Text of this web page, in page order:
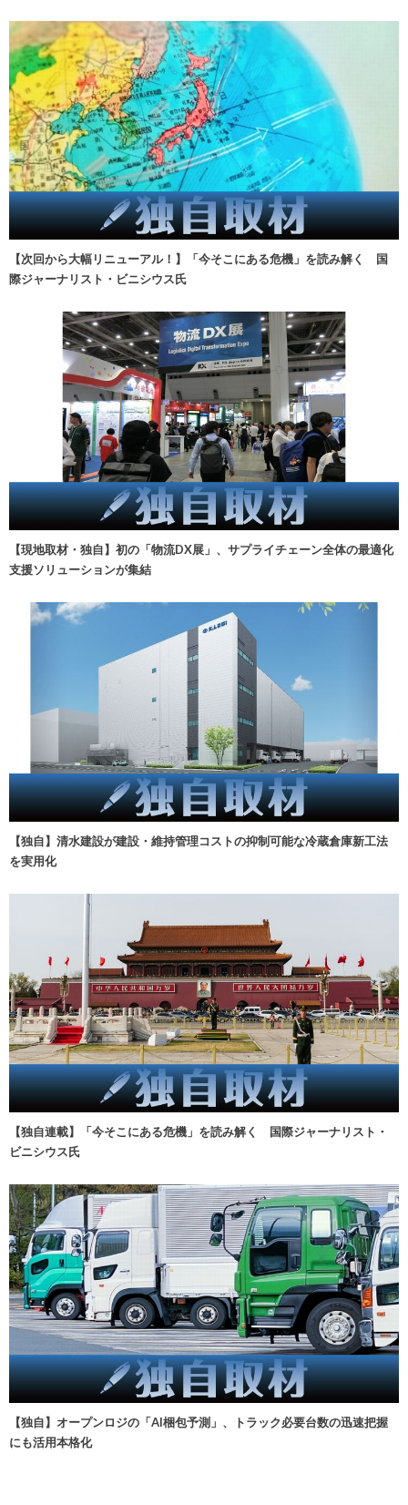
【次回から大幅リニューアル！】「今そこにある危機」を読み解く 国
際ジャーナリスト・ビニシウス氏
【現地取材・独自】初の「物流DX展」、サプライチェーン全体の最適化
支援ソリューションが集結
【独自】清水建設が建設・維持管理コストの抑制可能な冷蔵倉庫新工法
を実用化
【独自連載】「今そこにある危機」を読み解く 国際ジャーナリスト・
ビニシウス氏
【独自】オープンロジの「AI梱包予測」、トラック必要台数の迅速把握
にも活用本格化